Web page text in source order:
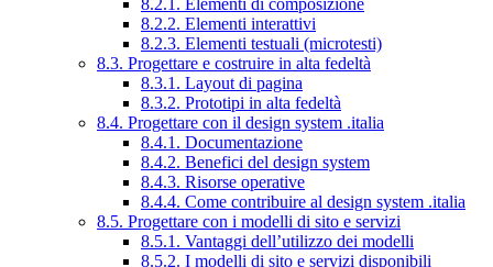
8.2.1. Elementi di composizione
8.2.2. Elementi interattivi
8.2.3. Elementi testuali (microtesti)
8.3. Progettare e costruire in alta fedeltà
8.3.1. Layout di pagina
8.3.2. Prototipi in alta fedeltà
8.4. Progettare con il design system .italia
8.4.1. Documentazione
8.4.2. Benefici del design system
8.4.3. Risorse operative
8.4.4. Come contribuire al design system .italia
8.5. Progettare con i modelli di sito e servizi
8.5.1. Vantaggi dell’utilizzo dei modelli
8.5.2. I modelli di sito e servizi disponibili